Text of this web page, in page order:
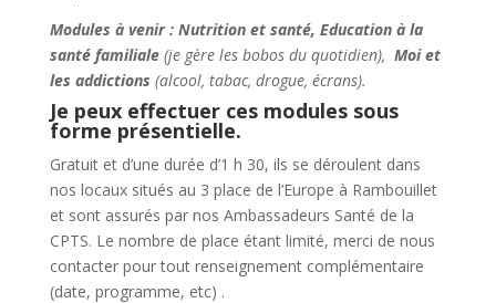
Modules à venir : Nutrition et santé, Education à la
santé familiale(je gère les bobos du quotidien), Moi et
les addictions (alcool, tabac, drogue, écrans).
Je peux effectuer ces modules sous
forme présentielle.
Gratuit et d’une durée d’1 h 30, ils se déroulent dans
nos locaux situés au 3 place de l’Europe à Rambouillet
et sont assurés par nos Ambassadeurs Santé de la
CPTS. Le nombre de place étant limité, merci de nous
contacter pour tout renseignement complémentaire
(date, programme, etc) .